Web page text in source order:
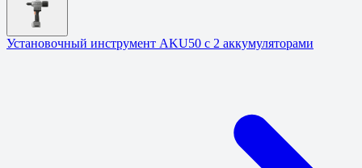
Установочный инструмент AKU50 с 2 аккумуляторами